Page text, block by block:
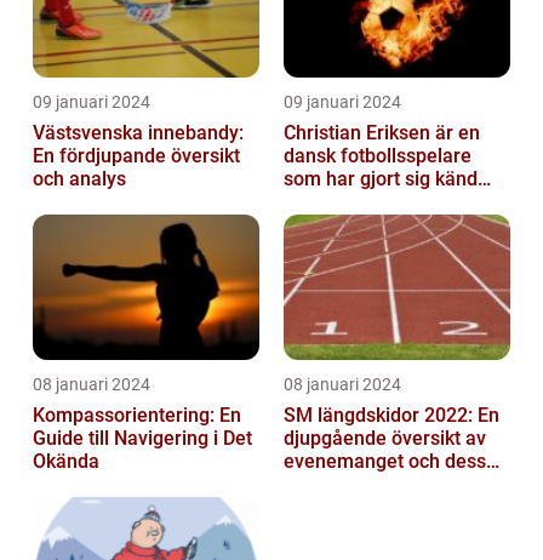
09 januari 2024
Västsvenska innebandy:
En fördjupande översikt
och analys
09 januari 2024
Christian Eriksen är en
dansk fotbollsspelare
som har gjort sig känd
mittfältarna...
08 januari 2024
Kompassorientering: En
Guide till Navigering i Det
Okända
08 januari 2024
SM längdskidor 2022: En
djupgående översikt av
evenemanget och dess